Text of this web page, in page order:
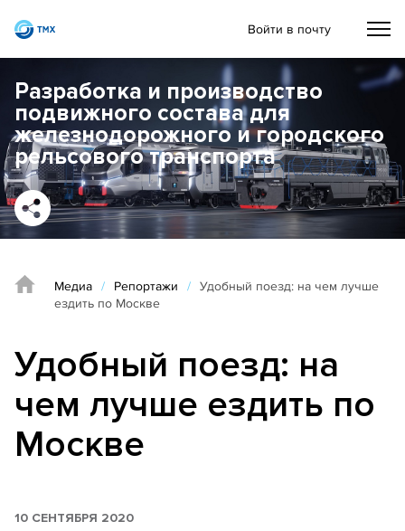
Войти в почту
Разработка и производство
подвижного состава для
железнодорожного и городского
рельсового транспорта
Медиа / Репортажи / Удобный поезд: на чем лучше
ездить по Москве
Удобный поезд: на
чем лучше ездить по
Москве
10 СЕНТЯБРЯ 2020